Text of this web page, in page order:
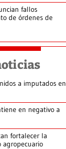
fallos
de órdenes de
a imputados en
en negativo a
fortalecer la
agropecuario